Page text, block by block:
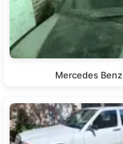
Mercedes Benz